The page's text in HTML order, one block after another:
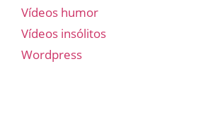
Vídeos humor
Vídeos insólitos
Wordpress